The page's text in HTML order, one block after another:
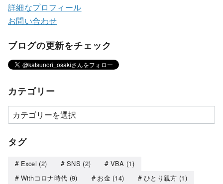
詳細なプロフィール
お問い合わせ
ブログの更新をチェック
カテゴリー
タグ
Excel (2) SNS (2) VBA (1)
Withコロナ時代 (9) お金(14) ひとり親方 (1)